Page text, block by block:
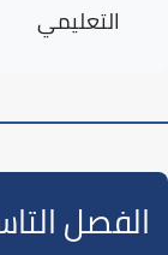
التعليمي
الفصل